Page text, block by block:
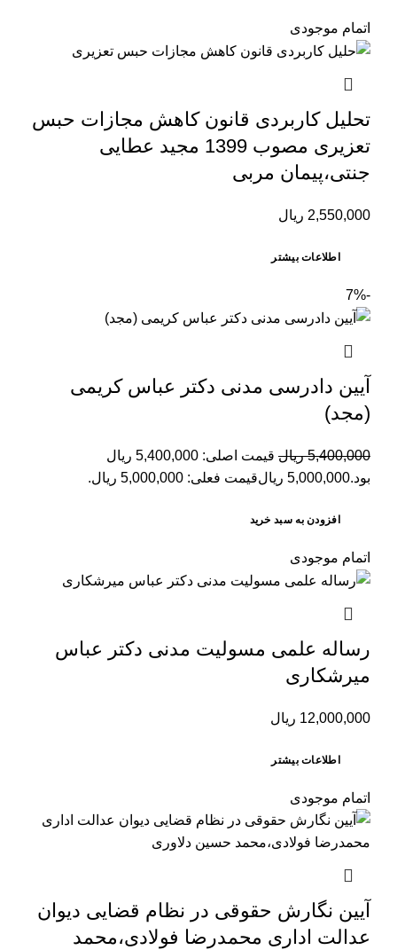
اتمام موجودی
تحلیل کاربردی قانون کاهش مجازات حبس
تعزیری مصوب 1399 مجید عطایی
جنتی،پیمان مربی
2,550,000 ریال
اطلاعات بیشتر
-7%
آیین دادرسی مدنی دکتر عباس کریمی
(مجد)
5,400,000 ریال
قیمت اصلی: 5,400,000 ریال
بود.5,000,000 ریالقیمت فعلی: 5,000,000 ریال.
افزودن به سبد خرید
اتمام موجودی
رساله علمی مسوليت مدنی دکتر عباس
میرشکاری
12,000,000 ریال
اطلاعات بیشتر
اتمام موجودی
آیین نگارش حقوقی در نظام قضایی دیوان
عدالت اداری محمدرضا فولادی،محمد